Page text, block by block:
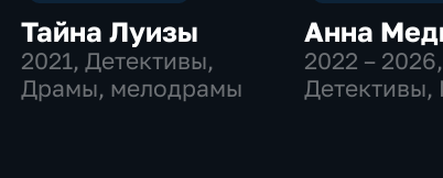
Тайна Луизы
2021, Детективы,
Драмы, мелодрамы
Анна
2022 – 2026,
Детективы,